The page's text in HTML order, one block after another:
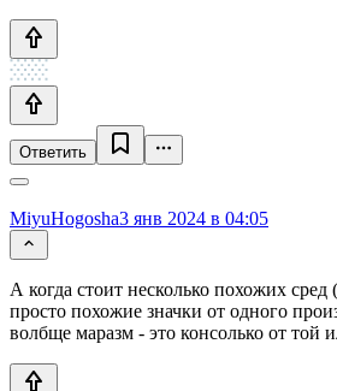
Ответить
MiyuHogosha3 янв 2024 в 04:05
А когда стоит несколько похожих сред
просто похожие значки от одного
волбще маразм - это консолько от той